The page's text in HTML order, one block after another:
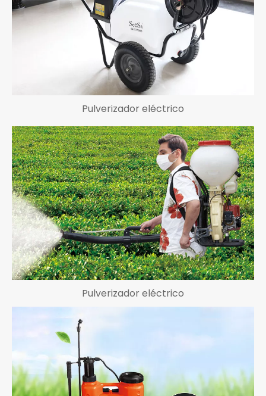
Pulverizador eléctrico
Pulverizador eléctrico